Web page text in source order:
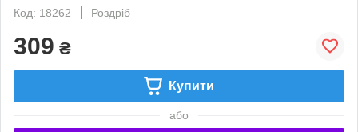
Код: 18262
Роздріб
309 ₴
Купити
або